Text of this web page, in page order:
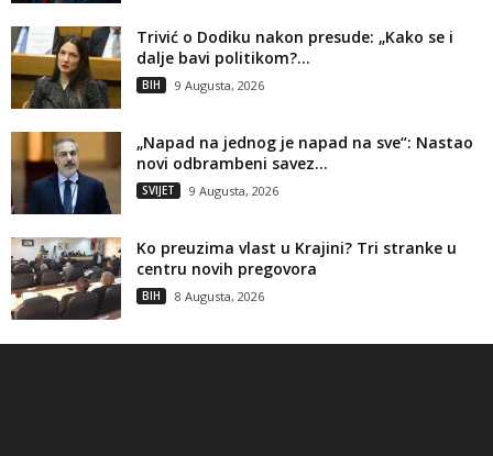
Trivić o Dodiku nakon presude: „Kako se i
dalje bavi politikom?...
BIH 9 Augusta, 2026
„Napad na jednog je napad na sve“: Nastao
novi odbrambeni savez...
SVIJET 9 Augusta, 2026
Ko preuzima vlast u Krajini? Tri stranke u
centru novih pregovora
BIH 8 Augusta, 2026